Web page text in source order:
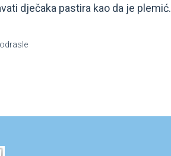
dječaka pastira kao da je plemić.